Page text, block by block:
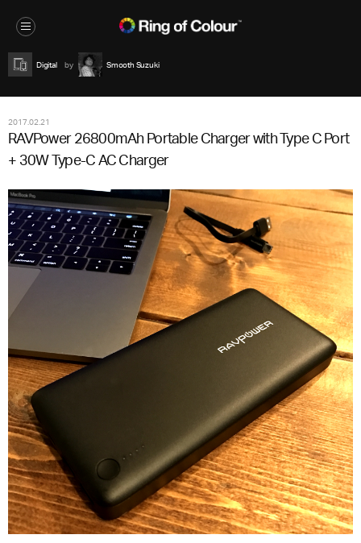
Digital Smooth Suzuki
2017.02.21
RAVPower 26800mAh Portable Charger with Type C Port
+ 30W Type-C AC Charger